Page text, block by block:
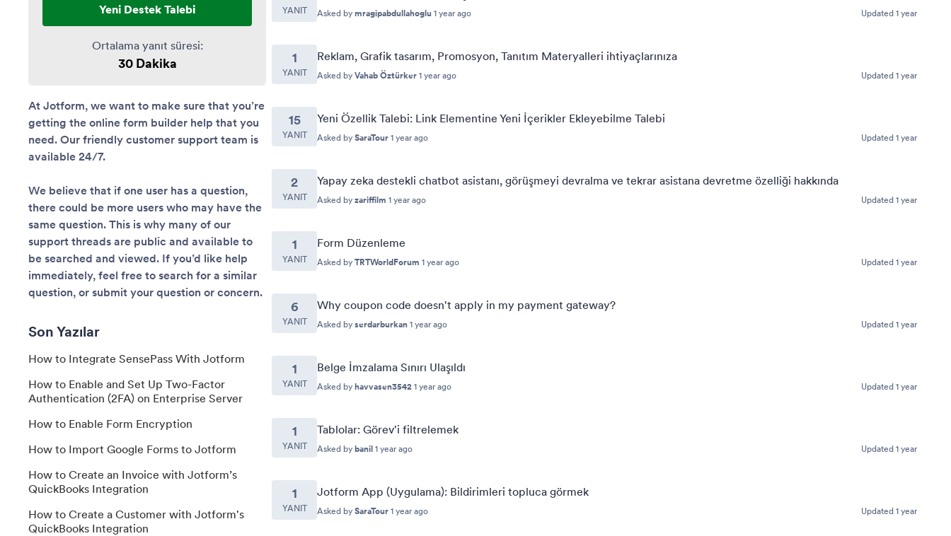
Yeni Destek Talebi
Ortalama yanıt süresi:
30 Dakika
At Jotform, we want to make sure that you’re
getting the online form builder help that you
need. Our friendly customer support team is
available 24/7.
We believe that if one user has a question,
there could be more users who may have the
same question. This is why many of our
support threads are public and available to
be searched and viewed. If you’d like help
immediately, feel free to search for a similar
question, or submit your question or concern.
Son Yazılar
How to Integrate SensePass With Jotform
How to Enable and Set Up Two-Factor
Authentication (2FA) on Enterprise Server
How to Enable Form Encryption
How to Import Google Forms to Jotform
How to Create an Invoice with Jotform’s
QuickBooks Integration
How to Create a Customer with Jotform's
QuickBooks Integration
YANIT Asked by mragipabdullahoglu 1 year ago Updated 1 year
1
YANIT
Reklam, Grafik tasarım, Promosyon, Tanıtım Materyalleri ihtiyaçlarınıza
Asked by Vahab Öztürker 1 year ago Updated 1 year
15
YANIT
Yeni Özellik Talebi: Link Elementine Yeni İçerikler Ekleyebilme Talebi
Asked by SaraTour 1 year ago Updated 1 year
2
YANIT
Yapay zeka destekli chatbot asistanı, görüşmeyi devralma ve tekrar asistana devretme özelliği hakkında
Asked by zariffilm 1 year ago Updated 1 year
1
YANIT
Form Düzenleme
Asked by TRTWorldForum 1 year ago Updated 1 year
6
YANIT
Why coupon code doesn't apply in my payment gateway?
Asked by serdarburkan 1 year ago Updated 1 year
1
YANIT
Belge İmzalama Sınırı Ulaşıldı
Asked by havvasen3542 1 year ago Updated 1 year
1
YANIT
Tablolar: Görev'i filtrelemek
Asked by banil 1 year ago Updated 1 year
1
YANIT
Jotform App (Uygulama): Bildirimleri topluca görmek
Asked by SaraTour 1 year ago Updated 1 year